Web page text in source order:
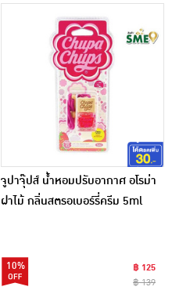
จูปาจุ๊ปส์ น้ำหอมปรับอากาศ อโรม่า
ฝาไม้ กลิ่นสตรอเบอร์รี่ครีม 5ml
10%
฿ 125
฿ 139